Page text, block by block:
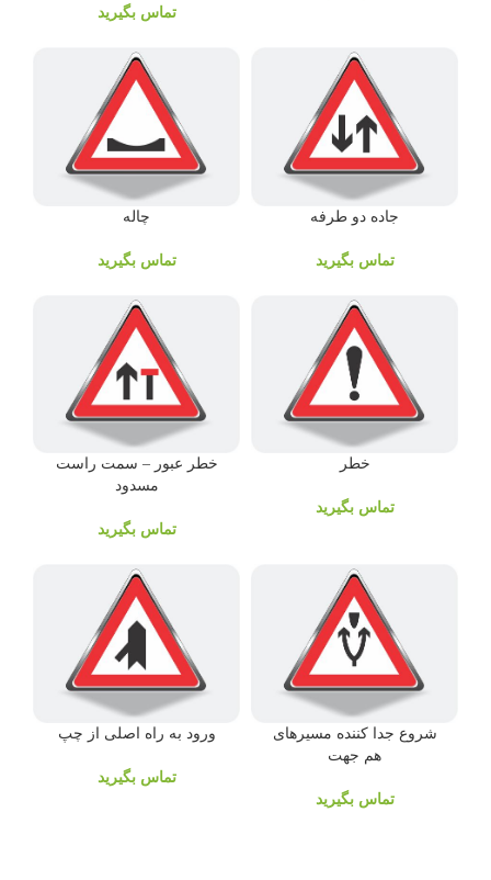
تماس بگیرید
جاده دو طرفه
تماس بگیرید
چاله
تماس بگیرید
خطر
تماس بگیرید
خطر عبور – سمت راست
مسدود
تماس بگیرید
شروع جدا کننده مسیرهای
هم جهت
تماس بگیرید
ورود به راه اصلی از چپ
تماس بگیرید